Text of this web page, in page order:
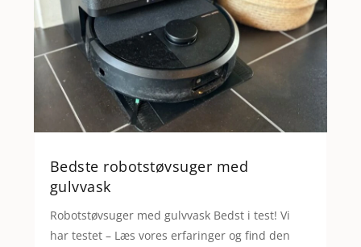
Bedste robotstøvsuger med
gulvvask
Robotstøvsuger med gulvvask Bedst i test! Vi
har testet – Læs vores erfaringer og find den